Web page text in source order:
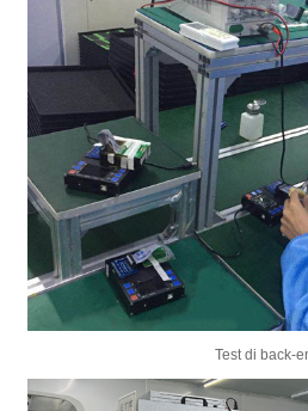
Test di back-